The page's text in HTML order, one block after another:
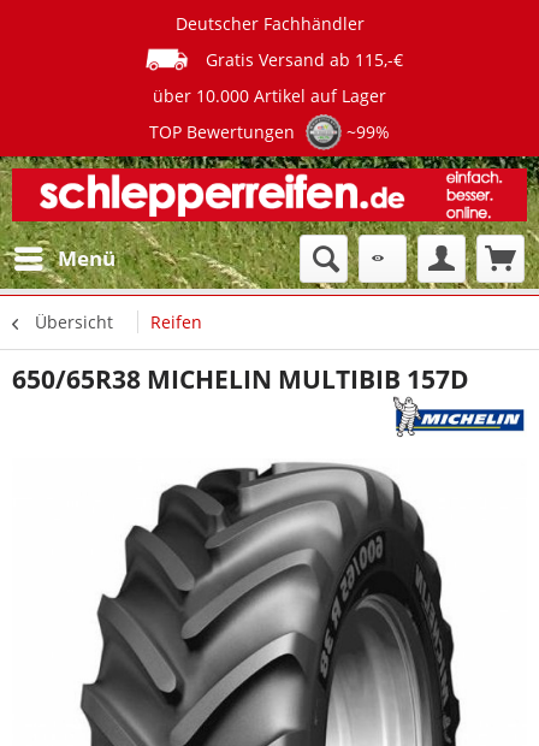
Deutscher Fachhändler
Gratis Versand ab 115,-€
über 10.000 Artikel auf Lager
TOP Bewertungen
~99%
Menü
Übersicht Reifen
650/65R38 MICHELIN MULTIBIB 157D